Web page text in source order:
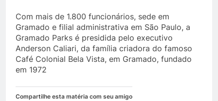
Com mais de 1.800 funcionários, sede em
Gramado e filial administrativa em São Paulo, a
Gramado Parks é presidida pelo executivo
Anderson Caliari, da família criadora do famoso
Café Colonial Bela Vista, em Gramado, fundado
em 1972
Compartilhe esta matéria com seu amigo